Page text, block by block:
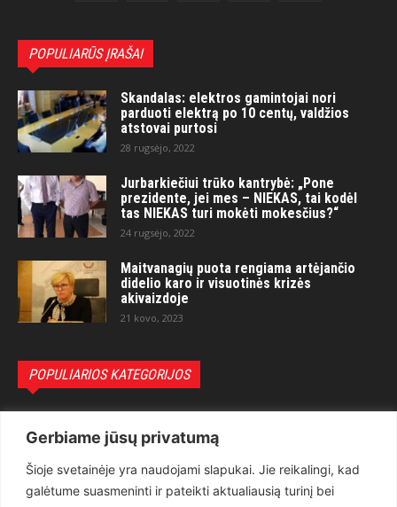
Gerbiame jūsų privatumą
Šioje svetainėje yra naudojami slapukai. Jie reikalingi, kad
galėtume suasmeninti ir pateikti aktualiausią turinį bei
POPULIARŪS ĮRAŠAI
Skandalas: elektros gamintojai nori
parduoti elektrą po 10 centų, valdžios
atstovai purtosi
28 rugsėjo, 2022
Jurbarkiečiui trūko kantrybė: „Pone
prezidente, jei mes – NIEKAS, tai kodėl
tas NIEKAS turi mokėti mokesčius?“
24 rugsėjo, 2022
Maitvanagių puota rengiama artėjančio
didelio karo ir visuotinės krizės
akivaizdoje
21 kovo, 2023
POPULIARIOS KATEGORIJOS
Teisėsauga
1497
Aktualu